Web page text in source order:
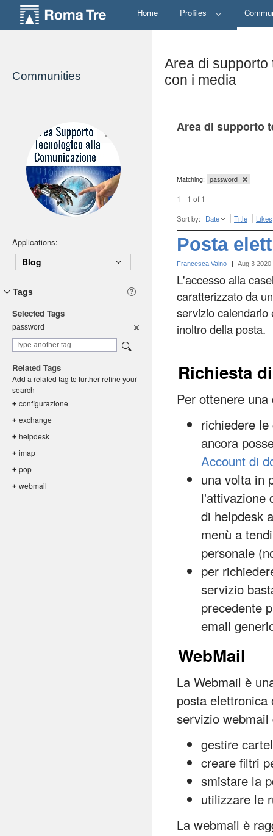
Home Profiles
Communities
Area di
con i media
Applications:
Blog
Tags
Selected Tags
password
Related Tags
Add a related tag to further refine your
search
+ configurazione
+ exchange
+ helpdesk
+ imap
+ pop
+ webmail
Area di supporto
Matching: password
1 - 1 of 1
Sort by: Date Title Likes
Posta
Francesca Vaino | Aug 3 2020
L'accesso alla
caratterizzato da
servizio calendario
inoltro della posta.
Richiesta
Per ottenere
richiedere
ancora
Account di
una volta in
l'attivazione
di helpdesk
menù a
personale
per
servizio
precedente
email
WebMail
La Webmail è
posta
servizio
gestire
creare filtri
smistare la
utilizzare le
La webmail è